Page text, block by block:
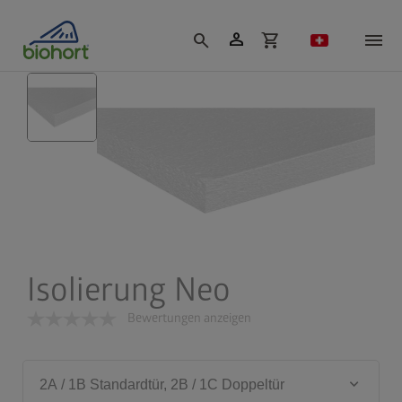
search person shopping_cart
Isolierung Neo
Bewertungen anzeigen
2A / 1B Standardtür, 2B / 1C Doppeltür keyboard_arrow_down